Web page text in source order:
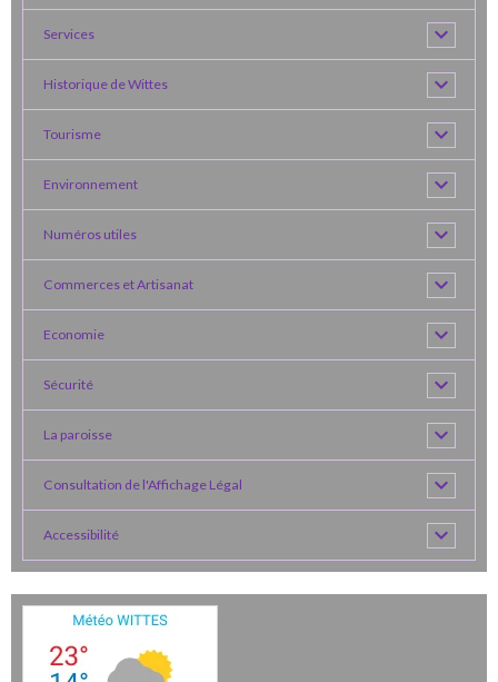
Services
Historique de Wittes
Tourisme
Environnement
Numéros utiles
Commerces et Artisanat
Economie
Sécurité
La paroisse
Consultation de l'Affichage Légal
Accessibilité